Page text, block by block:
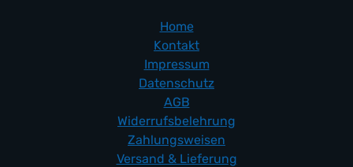
Home
Kontakt
Impressum
Datenschutz
AGB
Widerrufsbelehrung
Zahlungsweisen
Versand & Lieferung